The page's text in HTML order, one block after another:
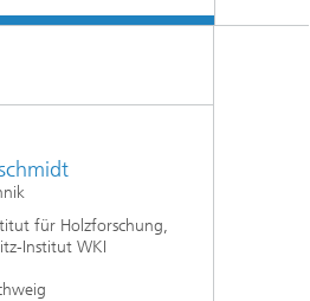
für Holzforschung,
Institut WKI